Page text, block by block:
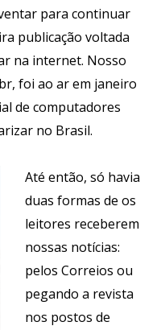
para continuar
publicação voltada
na internet. Nosso
foi ao ar em janeiro
de computadores
no Brasil.
Até então, só havia
duas formas de os
leitores receberem
nossas notícias:
pelos Correios ou
pegando a revista
nos postos de